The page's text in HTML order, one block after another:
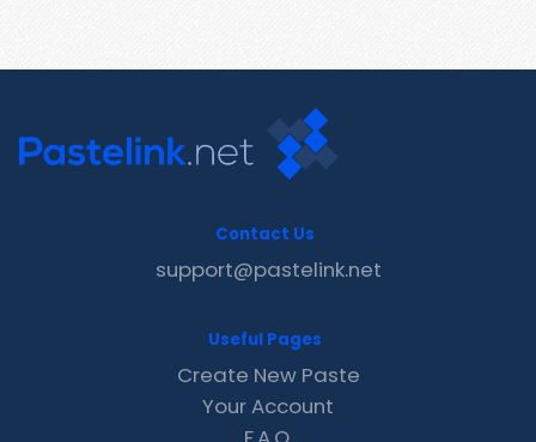
Contact Us
support@pastelink.net
Useful Pages
Create New Paste
Your Account